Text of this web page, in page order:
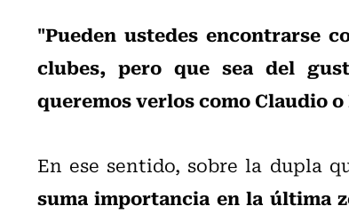
"Pueden ustedes encontrarse
clubes, pero que sea del
queremos verlos como Claudio
En ese sentido, sobre la dupla
suma importancia en la última